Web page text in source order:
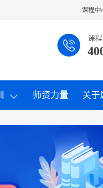
课程中
课
师资力量 关于